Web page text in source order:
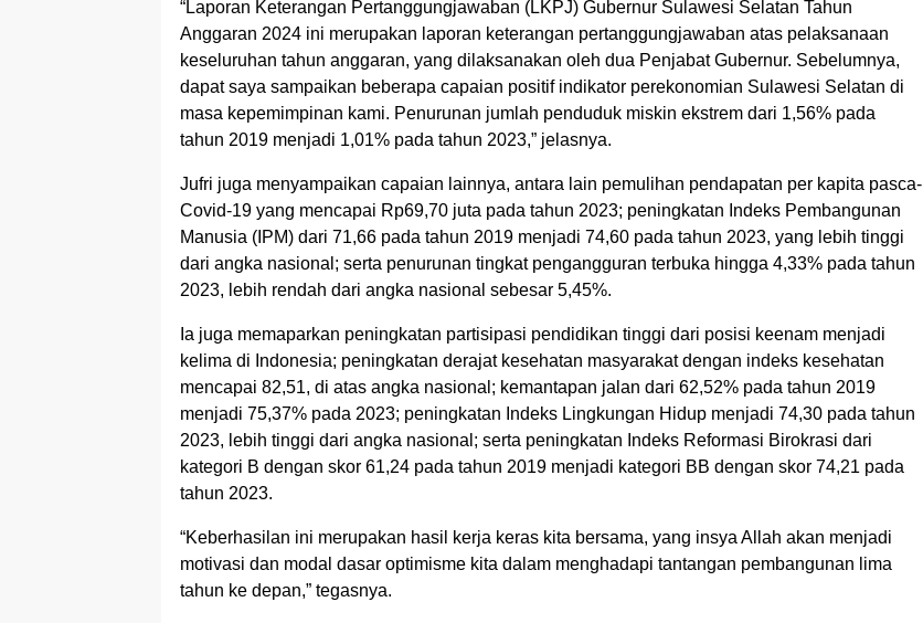
“Laporan Keterangan Pertanggungjawaban (LKPJ) Gubernur Sulawesi Selatan Tahun
Anggaran 2024 ini merupakan laporan keterangan pertanggungjawaban atas pelaksanaan
keseluruhan tahun anggaran, yang dilaksanakan oleh dua Penjabat Gubernur. Sebelumnya,
dapat saya sampaikan beberapa capaian positif indikator perekonomian Sulawesi Selatan di
masa kepemimpinan kami. Penurunan jumlah penduduk miskin ekstrem dari 1,56% pada
tahun 2019 menjadi 1,01% pada tahun 2023,” jelasnya.
Jufri juga menyampaikan capaian lainnya, antara lain pemulihan pendapatan per kapita pasca-
Covid-19 yang mencapai Rp69,70 juta pada tahun 2023; peningkatan Indeks Pembangunan
Manusia (IPM) dari 71,66 pada tahun 2019 menjadi 74,60 pada tahun 2023, yang lebih tinggi
dari angka nasional; serta penurunan tingkat pengangguran terbuka hingga 4,33% pada tahun
2023, lebih rendah dari angka nasional sebesar 5,45%.
Ia juga memaparkan peningkatan partisipasi pendidikan tinggi dari posisi keenam menjadi
kelima di Indonesia; peningkatan derajat kesehatan masyarakat dengan indeks kesehatan
mencapai 82,51, di atas angka nasional; kemantapan jalan dari 62,52% pada tahun 2019
menjadi 75,37% pada 2023; peningkatan Indeks Lingkungan Hidup menjadi 74,30 pada tahun
2023, lebih tinggi dari angka nasional; serta peningkatan Indeks Reformasi Birokrasi dari
kategori B dengan skor 61,24 pada tahun 2019 menjadi kategori BB dengan skor 74,21 pada
tahun 2023.
“Keberhasilan ini merupakan hasil kerja keras kita bersama, yang insya Allah akan menjadi
motivasi dan modal dasar optimisme kita dalam menghadapi tantangan pembangunan lima
tahun ke depan,” tegasnya.